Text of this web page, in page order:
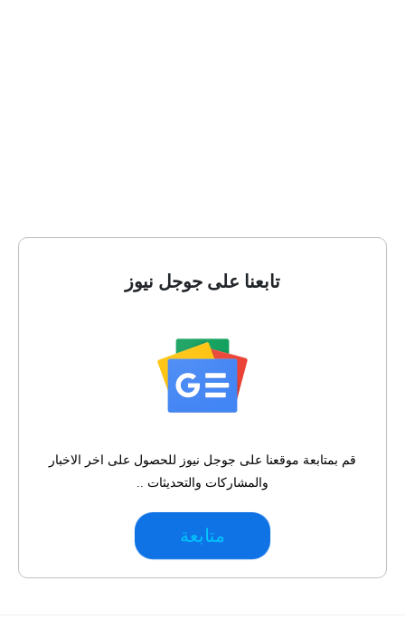
تابعنا على جوجل نيوز
قم بمتابعة موقعنا على جوجل نيوز للحصول على اخر الاخبار
والمشاركات والتحديثات ..
متابعة